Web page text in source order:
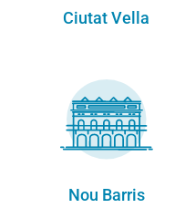
Ciutat Vella
Nou Barris